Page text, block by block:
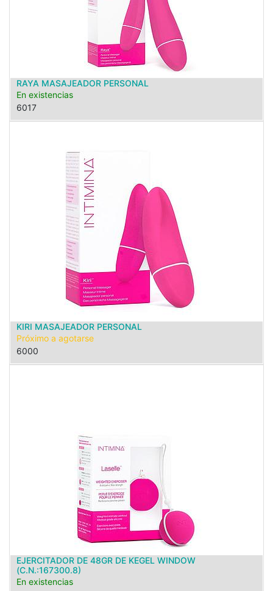
RAYA MASAJEADOR PERSONAL
En existencias
6017
KIRI MASAJEADOR PERSONAL
Próximo a agotarse
6000
EJERCITADOR DE 48GR DE KEGEL WINDOW
(C.N.:167300.8)
En existencias